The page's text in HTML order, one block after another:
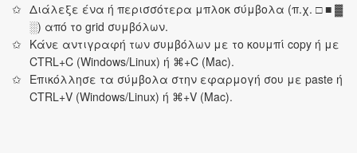
Διάλεξε ένα ή περισσότερα μπλοκ σύμβολα (π.χ. □ ■ ▓
░) από το grid συμβόλων.
Κάνε αντιγραφή των συμβόλων με το κουμπί copy ή με
CTRL+C (Windows/Linux) ή ⌘+C (Mac).
Επικόλλησε τα σύμβολα στην εφαρμογή σου με paste ή
CTRL+V (Windows/Linux) ή ⌘+V (Mac).